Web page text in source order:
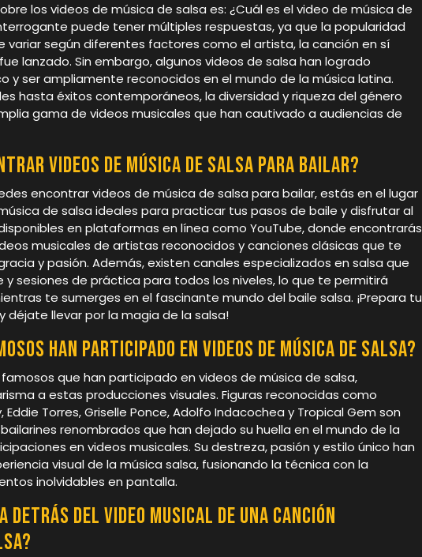
los videos de música de salsa es: ¿Cuál es el video de música de
puede tener múltiples respuestas, ya que la popularidad
variar según diferentes factores como el artista, la canción en sí
lanzado. Sin embargo, algunos videos de salsa han logrado
y ser ampliamente reconocidos en el mundo de la música latina.
hasta éxitos contemporáneos, la diversidad y riqueza del género
gama de videos musicales que han cautivado a audiencias de
videos de música de salsa para bailar?
encontrar videos de música de salsa para bailar, estás en el lugar
de salsa ideales para practicar tus pasos de baile y disfrutar al
en plataformas en línea como YouTube, donde encontrarás
musicales de artistas reconocidos y canciones clásicas que te
y pasión. Además, existen canales especializados en salsa que
sesiones de práctica para todos los niveles, lo que te permitirá
te sumerges en el fascinante mundo del baile salsa. ¡Prepara tu
déjate llevar por la magia de la salsa!
han participado en videos de música de salsa?
que han participado en videos de música de salsa,
a estas producciones visuales. Figuras reconocidas como
Torres, Griselle Ponce, Adolfo Indacochea y Tropical Gem son
renombrados que han dejado su huella en el mundo de la
en videos musicales. Su destreza, pasión y estilo único han
visual de la música salsa, fusionando la técnica con la
inolvidables en pantalla.
detrás del video musical de una canción